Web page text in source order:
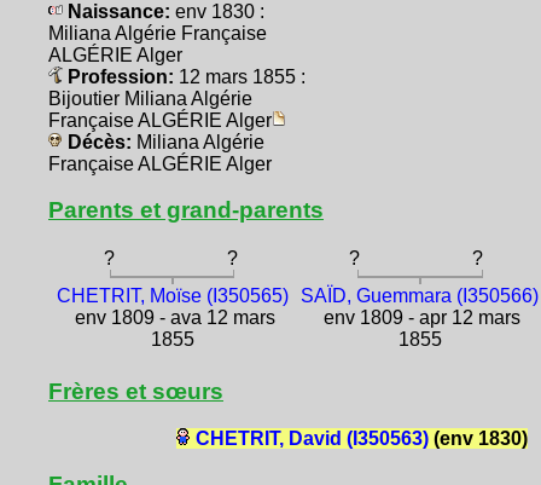
Naissance: env 1830 :
Miliana Algérie Française
ALGÉRIE Alger
Profession: 12 mars 1855 :
Bijoutier Miliana Algérie
Française ALGÉRIE Alger
Décès: Miliana Algérie
Française ALGÉRIE Alger
Parents et grand-parents
? ? ?
?
CHETRIT, Moïse (I350565)
env 1809 - ava 12 mars
1855
SAÏD, Guemmara (I350566)
env 1809 - apr 12 mars
1855
Frères et sœurs
CHETRIT, David (I350563)(env 1830)